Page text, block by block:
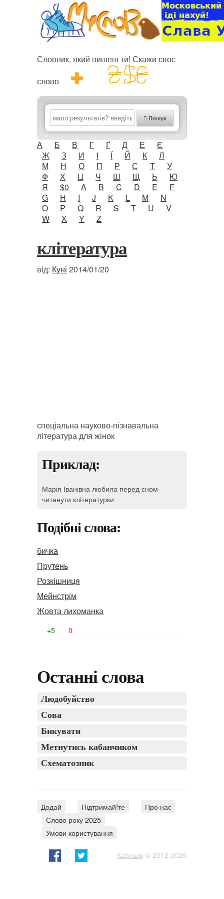
Словник, який пишеш ти! Скажи своє
слово
Пошук
А Б В Г Ґ Д Е
Є
Ж
З И І Ї Й К
Л
М
Н О П Р С Т
У
Ф
Х Ц Ч Ш Щ Ь
Ю
Я
$0 A B C D E
F
G
H I J K L M
N
O
P Q R S T U
V
W
X Y Z
клітература
від: Куні 2014/01/20
спеціальна науково-пізнавальна
література для жінок
Приклад:
Марія Іванівна любила перед сном
читанути клітературки
Подібні слова:
бичка
Прутень
Розкішниця
Мейнстрім
Жовта лихоманка
+5 0
Останні слова
Людобуйство
Сова
Бикувати
Метнутись кабанчиком
Схематозник
Додай Підтримай!те
Про нас
Слово року 2025
Умови користування
Карешкі © 2012-2026